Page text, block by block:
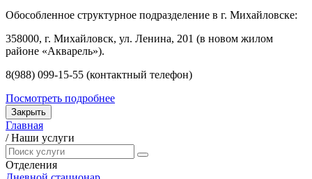
Обособленное структурное подразделение в г. Михайловске:
358000, г. Михайловск, ул. Ленина, 201 (в новом жилом
районе «Акварель»).
8(988) 099-15-55 (контактный телефон)
Посмотреть подробнее
Закрыть
Главная
/ Наши услуги
Отделения